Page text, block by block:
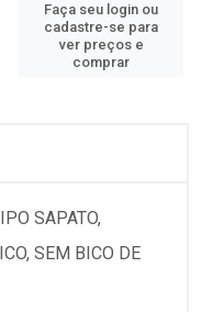
Faça seu login ou
cadastre-se para
ver preços e
comprar
SAPATO,
SEM BICO DE